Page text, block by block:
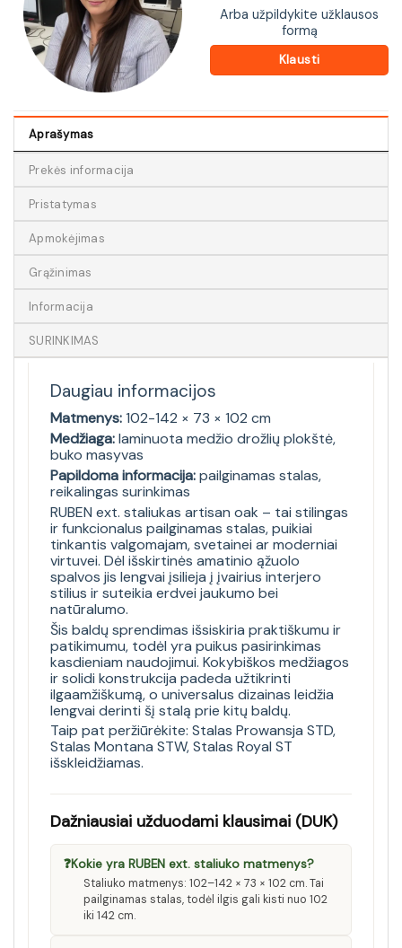
Arba užpildykite užklausos
formą
Klausti
Aprašymas
Prekės informacija
Pristatymas
Apmokėjimas
Grąžinimas
Informacija
SURINKIMAS
Daugiau informacijos
Matmenys:102-142 × 73 × 102 cm
Medžiaga:laminuota medžio drožlių plokštė,
buko masyvas
Papildoma informacija:pailginamas stalas,
reikalingas surinkimas
RUBEN ext. staliukas artisan oak – tai stilingas
ir funkcionalus pailginamas stalas, puikiai
tinkantis valgomajam, svetainei ar moderniai
virtuvei. Dėl išskirtinės amatinio ąžuolo
spalvos jis lengvai įsilieja į įvairius interjero
stilius ir suteikia erdvei jaukumo bei
natūralumo.
Šis baldų sprendimas išsiskiria praktiškumu ir
patikimumu, todėl yra puikus pasirinkimas
kasdieniam naudojimui. Kokybiškos medžiagos
ir solidi konstrukcija padeda užtikrinti
ilgaamžiškumą, o universalus dizainas leidžia
lengvai derinti šį stalą prie kitų baldų.
Taip pat peržiūrėkite: Stalas Prowansja STD,
Stalas Montana STW,Stalas Royal ST
išskleidžiamas.
Dažniausiai užduodami klausimai (DUK)
❓Kokie yra RUBEN ext. staliuko matmenys?
Staliuko matmenys: 102–142 × 73 × 102 cm. Tai
pailginamas stalas, todėl ilgis gali kisti nuo 102
iki 142 cm.